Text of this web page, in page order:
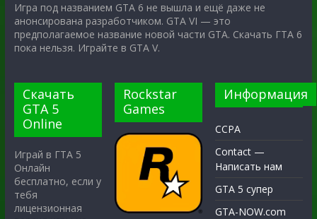
Игра под названием GTA 6 не вышла и ещё даже не
анонсирована разработчиком. GTA VI — это
предполагаемое название новой части GTA. Скачать ГТА 6
пока нельзя. Играйте в GTA V.
Скачать
GTA 5
Online
Играй в ГТА 5
Онлайн
бесплатно, если у
тебя
лицензионная
Rockstar
Games
Информация
CCPA
Contact —
Написать нам
GTA 5 супер
GTA-NOW.com